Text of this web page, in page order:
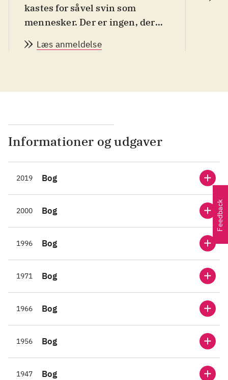
kastes for såvel svin som
mennesker. Der er ingen, der
Læs anmeldelse
Informationer og udgaver
2019 Bog
2000 Bog
1996 Bog
1971 Bog
1966 Bog
1956 Bog
1947 Bog
Feedback